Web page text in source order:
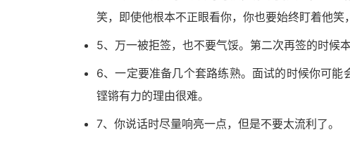
笑，即使他根本不正眼看你，你也要始终盯着他笑
5、万一被拒签，也不要气馁。第二次再签的时候
6、一定要准备几个套路练熟。面试的时候你可
铿锵有力的理由很难。
7、你说话时尽量响亮一点，但是不要太流利了。